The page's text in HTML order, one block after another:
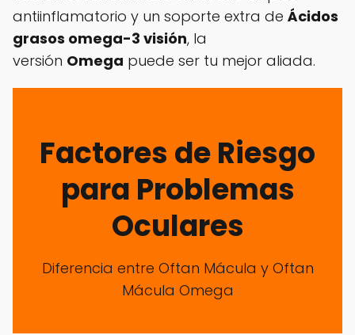
antiinflamatorio y un soporte extra de Ácidos
grasos omega-3 visión, la
versión Omega puede ser tu mejor aliada.
Factores de Riesgo
para Problemas
Oculares
Diferencia entre Oftan Mácula y Oftan
Mácula Omega